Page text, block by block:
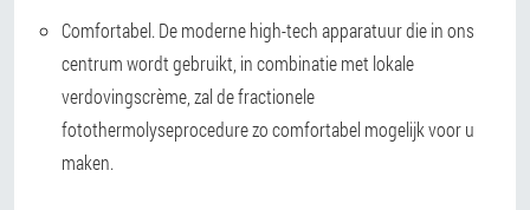
Comfortabel. De moderne high-tech apparatuur die in ons
centrum wordt gebruikt, in combinatie met lokale
verdovingscrème, zal de fractionele
fotothermolyseprocedure zo comfortabel mogelijk voor u
maken.